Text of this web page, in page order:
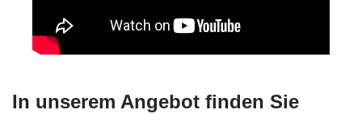
In unserem Angebot finden Sie